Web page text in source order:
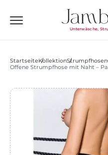
Unterwäsche,
StartseiteKollektionStrumpfhosen
Offene Strumpfhose mit Naht –